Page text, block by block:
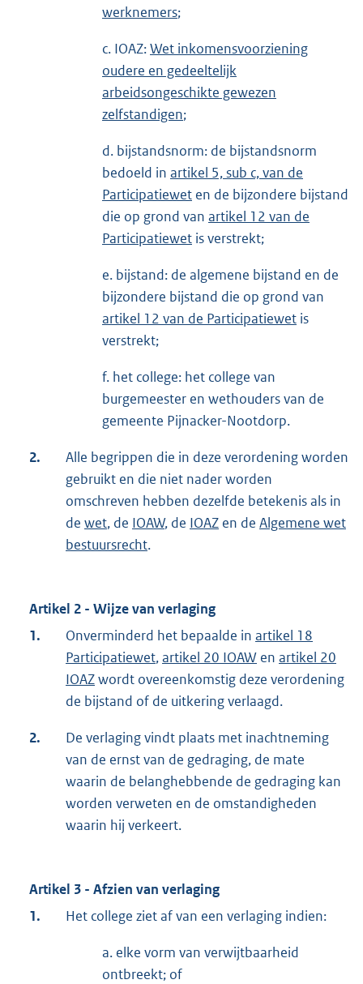
werknemers;
c. IOAZ:Wet inkomensvoorziening
oudere en gedeeltelijk
arbeidsongeschikte gewezen
zelfstandigen;
d. bijstandsnorm: de bijstandsnorm
bedoeld in artikel 5, sub c, van de
Participatiewet en de bijzondere bijstand
die op grond van artikel 12 van de
Participatiewet is verstrekt;
e. bijstand: de algemene bijstand en de
bijzondere bijstand die op grond van
artikel 12 van de Participatiewet is
verstrekt;
f. het college: het college van
burgemeester en wethouders van de
gemeente Pijnacker-Nootdorp.
2.
Alle begrippen die in deze verordening worden
gebruikt en die niet nader worden
omschreven hebben dezelfde betekenis als in
de wet, de IOAW, de IOAZ en de Algemene wet
bestuursrecht.
Artikel 2 - Wijze van verlaging
1.
Onverminderd het bepaalde in artikel 18
Participatiewet,artikel 20 IOAW en artikel 20
IOAZwordt overeenkomstig deze verordening
de bijstand of de uitkering verlaagd.
2.
De verlaging vindt plaats met inachtneming
van de ernst van de gedraging, de mate
waarin de belanghebbende de gedraging kan
worden verweten en de omstandigheden
waarin hij verkeert.
Artikel 3 - Afzien van verlaging
1.
Het college ziet af van een verlaging indien:
a. elke vorm van verwijtbaarheid
ontbreekt; of